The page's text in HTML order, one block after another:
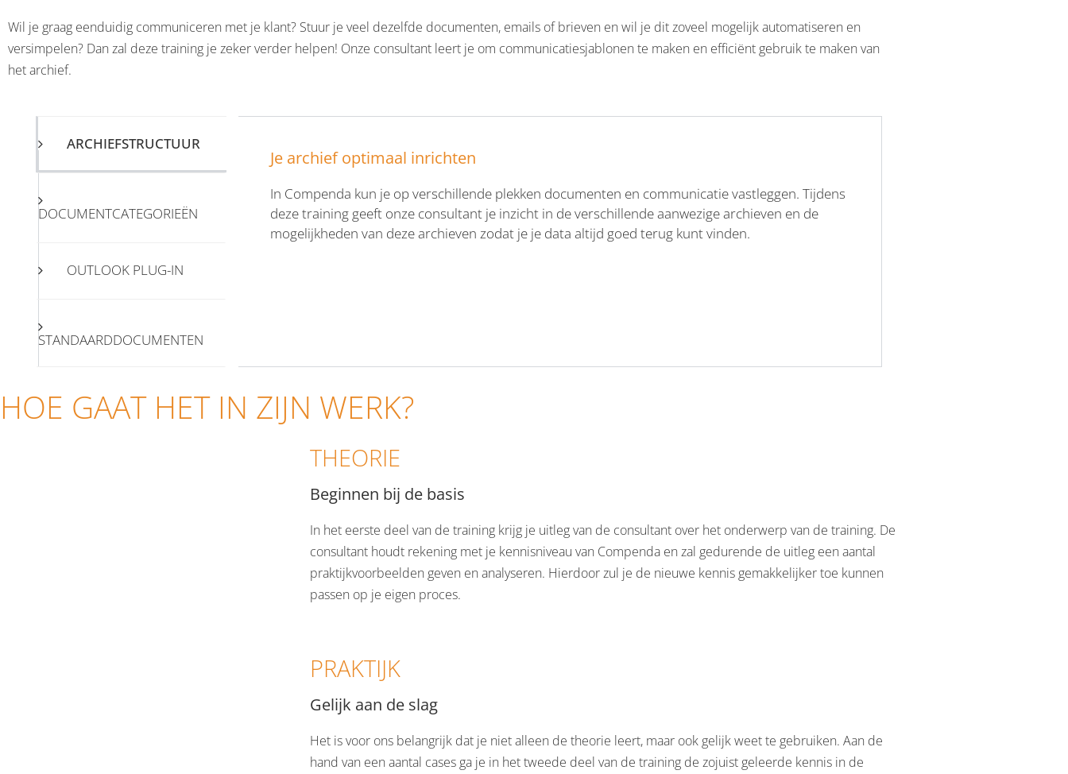
Wil je graag eenduidig communiceren met je klant? Stuur je veel dezelfde documenten, emails of brieven en wil je dit zoveel mogelijk automatiseren en
versimpelen? Dan zal deze training je zeker verder helpen! Onze consultant leert je om communicatiesjablonen te maken en efficiënt gebruik te maken van
het archief.
ARCHIEFSTRUCTUUR
DOCUMENTCATEGORIEËN
OUTLOOK PLUG-IN
STANDAARDDOCUMENTEN
Je archief optimaal inrichten
In Compenda kun je op verschillende plekken documenten en communicatie vastleggen. Tijdens
deze training geeft onze consultant je inzicht in de verschillende aanwezige archieven en de
mogelijkheden van deze archieven zodat je je data altijd goed terug kunt vinden.
HOE GAAT HET IN ZIJN WERK?
THEORIE
Beginnen bij de basis
In het eerste deel van de training krijg je uitleg van de consultant over het onderwerp van de training. De
consultant houdt rekening met je kennisniveau van Compenda en zal gedurende de uitleg een aantal
praktijkvoorbeelden geven en analyseren. Hierdoor zul je de nieuwe kennis gemakkelijker toe kunnen
passen op je eigen proces.
PRAKTIJK
Gelijk aan de slag
Het is voor ons belangrijk dat je niet alleen de theorie leert, maar ook gelijk weet te gebruiken. Aan de
hand van een aantal cases ga je in het tweede deel van de training de zojuist geleerde kennis in de